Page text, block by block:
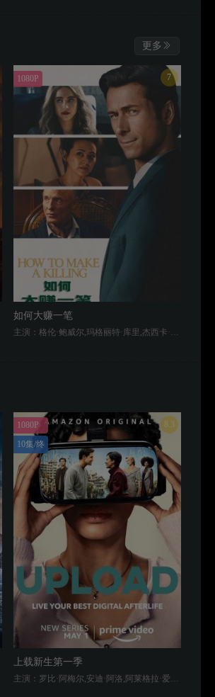
更多
1080P 7
如何大赚一笔
1080P
10集/终
8.3
上载新生第一季
主演：罗比·阿梅尔,安迪·阿洛,阿莱格拉·爱德华兹,扎伊纳布·约翰逊,凯文·比格利,欧文·丹尼尔斯,安德莉亚·罗森,乔丹 约翰孙-西德,乔希·班迪,威廉·B·戴维斯,伊丽莎白·鲍恩,克里斯·威廉斯,杰西卡·塔克,马特·沃德,葛晓洁,克洛伊·科尔曼,巴克莱·霍普,希拉里·杰迪妮,尼古莱·维切尔,维恩·维尔德森,泰瑞尔·罗瑟里,拉里·威尔莫,卡梅尔·阿密特,阿里萨·维拉尼,梅根·弗格森,皮特·詹姆斯·史密斯,乔尼查韦斯,卡丽丝·卡梅隆